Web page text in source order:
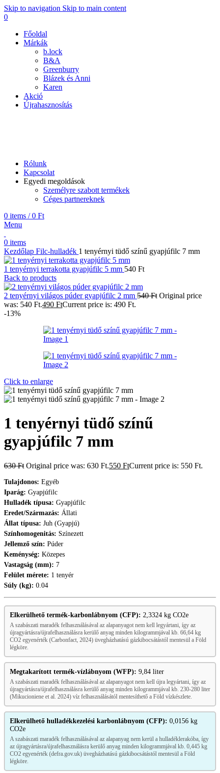
Skip to navigation Skip to main content
0
Főoldal
Márkák
b.lock
B&A
Greenburry
Blázek és Anni
Karen
Akció
Újrahasznosítás
Rólunk
Kapcsolat
Egyedi megoldások
Személyre szabott termékek
Céges partnereknek
0 items / 0 Ft
Menu
0 items
Kezdőlap Filc-hulladék 1 tenyérnyi tüdő színű gyapjúfilc 7 mm
1 tenyérnyi terrakotta gyapjúfilc 5 mm 540 Ft
Back to products
2 tenyérnyi világos púder gyapjúfilc 2 mm 540Ft Original price
was: 540 Ft.490 FtCurrent price is: 490 Ft.
-13%
Click to enlarge
1 tenyérnyi tüdő színű
gyapjúfilc 7 mm
630Ft Original price was: 630 Ft.550 FtCurrent price is: 550 Ft.
Tulajdonos: Egyéb
Iparág: Gyapjúfilc
Hulladék típusa: Gyapjúfilc
Eredet/Származás: Állati
Állat típusa: Juh (Gyapjú)
Színhomogenitás: Színezett
Jellemző szín: Púder
Keménység: Közepes
Vastagság (mm): 7
Felület mérete: 1 tenyér
Súly (kg): 0.04
Elkerülhető termék-karbonlábnyom (CFP): 2,3324 kg CO2e
A szabászati maradék felhasználásával az alapanyagot nem kell legyártani, így az
újragyártásra/újrafelhasználásra kerülő anyag minden kilogrammjával kb. 66,64 kg
CO2 egyenérték (Carbonfact, 2024) üvegházhatású gázkibocsátástól mentesül a Föld
légköre.
Megtakarított termék-vízlábnyom (WFP): 9,84 liter
A szabászati maradék felhasználásával az alapanyagot nem kell újra legyártani, így az
újragyártásra/újrafelhasználásra kerülő anyag minden kilogrammjával kb. 230-280 liter
(Mikucioniene et al. 2024) víz felhasználásától mentesíthető a Föld vízkészlete.
Elkerülhető hulladékkezelési karbonlábnyom (CFP): 0,0156 kg
CO2e
A szabászati maradék felhasználásával az alapanyag nem kerül a hulladéklerakóba, így
az újragyártásra/újrafelhasználásra kerülő anyag minden kilogrammjával kb. 0,445 kg
CO2 egyenérték (defra.gov.uk) üvegházhatású gázkibocsátástól mentesül a Föld
légköre.